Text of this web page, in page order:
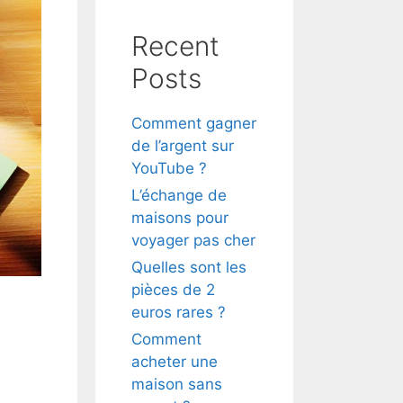
Recent
Posts
Comment gagner
de l’argent sur
YouTube ?
L’échange de
maisons pour
voyager pas cher
Quelles sont les
pièces de 2
euros rares ?
Comment
acheter une
maison sans